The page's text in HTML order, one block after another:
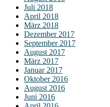
Juli 2018
April 2018
März 2018
Dezember 2017
September 2017
August 2017
März 2017
Januar 2017
Oktober 2016
August 2016
Juni 2016